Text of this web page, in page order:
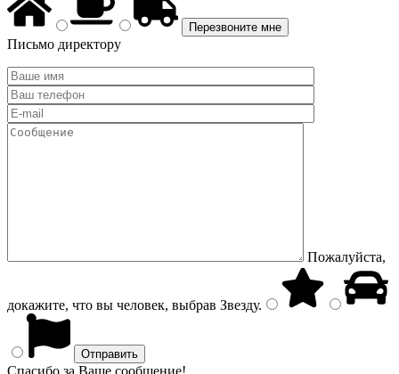
Письмо директору
Пожалуйста,
докажите, что вы человек, выбрав Звезду.
Спасибо за Ваше сообщение!